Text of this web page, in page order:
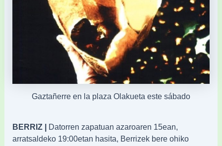
Gaztañerre en la plaza Olakueta este sábado
BERRIZ | Datorren zapatuan azaroaren 15ean,
arratsaldeko 19:00etan hasita, Berrizek bere ohiko